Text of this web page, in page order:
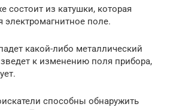
состоит из катушки, которая
электромагнитное поле.
какой-либо металлический
к изменению поля прибора,
способны обнаружить